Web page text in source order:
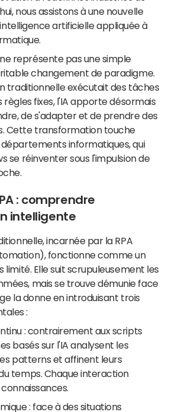
nous assistons à une nouvelle
artificielle appliquée à
représente pas une simple
changement de paradigme.
traditionnelle exécutait des tâches
règles fixes, l'IA apporte désormais
de s'adapter et de prendre des
Cette transformation touche
informatiques, qui
se réinventer sous l'impulsion de
: comprendre
intelligente
incarnée par la RPA
fonctionne comme un
limité. Elle suit scrupuleusement les
mais se trouve démunie face
la donne en introduisant trois
:
: contrairement aux scripts
basés sur l'IA analysent les
patterns et affinent leurs
temps. Chaque interaction
: face à des situations